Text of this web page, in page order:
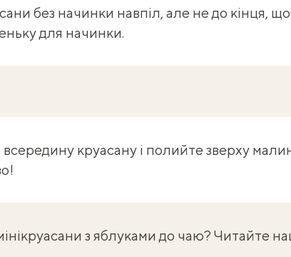
без начинки навпіл, але не до кінця,
для начинки.
всередину круасану і полийте зверху
з яблуками до чаю? Читайте